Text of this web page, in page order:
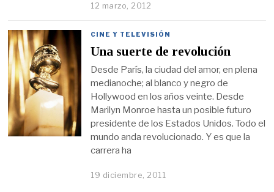
12 marzo, 2012
CINE Y TELEVISIÓN
Una suerte de revolución
Desde París, la ciudad del amor, en plena
medianoche; al blanco y negro de
Hollywood en los años veinte. Desde
Marilyn Monroe hasta un posible futuro
presidente de los Estados Unidos. Todo el
mundo anda revolucionado. Y es que la
carrera ha
19 diciembre, 2011